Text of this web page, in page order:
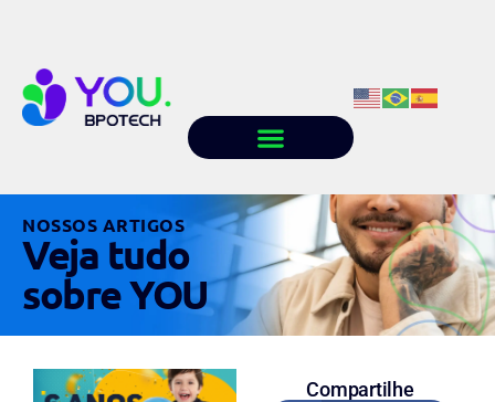
NOSSOS ARTIGOS
Veja tudo
sobre YOU
Compartilhe